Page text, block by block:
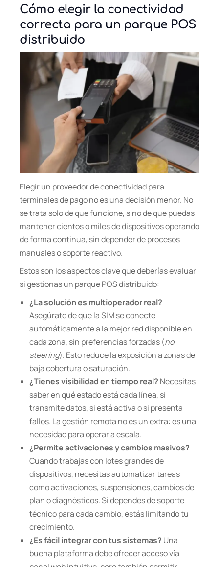
Cómo elegir la conectividad
correcta para un parque POS
distribuido
Elegir un proveedor de conectividad para
terminales de pago no es una decisión menor. No
se trata solo de que funcione, sino de que puedas
mantener cientos o miles de dispositivos operando
de forma continua, sin depender de procesos
manuales o soporte reactivo.
Estos son los aspectos clave que deberías evaluar
si gestionas un parque POS distribuido:
¿La solución es multioperador real?
Asegúrate de que la SIM se conecte
automáticamente a la mejor red disponible en
cada zona, sin preferencias forzadas (no
steering). Esto reduce la exposición a zonas de
baja cobertura o saturación.
¿Tienes visibilidad en tiempo real? Necesitas
saber en qué estado está cada línea, si
transmite datos, si está activa o si presenta
fallos. La gestión remota no es un extra: es una
necesidad para operar a escala.
¿Permite activaciones y cambios masivos?
Cuando trabajas con lotes grandes de
dispositivos, necesitas automatizar tareas
como activaciones, suspensiones, cambios de
plan o diagnósticos. Si dependes de soporte
técnico para cada cambio, estás limitando tu
crecimiento.
¿Es fácil integrar con tus sistemas? Una
buena plataforma debe ofrecer acceso vía